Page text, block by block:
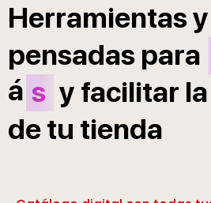
Herramientasy
pensadas para
á s y facilitar la
detu tienda